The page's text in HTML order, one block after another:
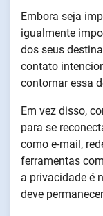
Embora seja
igualmente
dos seus
contato
contornar essa
Em vez disso,
para se
como e-mail,
ferramentas
a privacidade é
deve